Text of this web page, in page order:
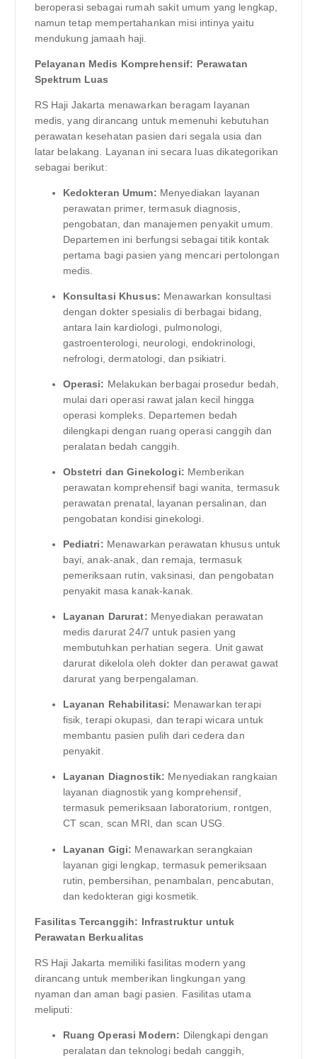
beroperasi sebagai rumah sakit umum yang lengkap,
namun tetap mempertahankan misi intinya yaitu
mendukung jamaah haji.
Pelayanan Medis Komprehensif: Perawatan
Spektrum Luas
RS Haji Jakarta menawarkan beragam layanan
medis, yang dirancang untuk memenuhi kebutuhan
perawatan kesehatan pasien dari segala usia dan
latar belakang. Layanan ini secara luas dikategorikan
sebagai berikut:
Kedokteran Umum: Menyediakan layanan
perawatan primer, termasuk diagnosis,
pengobatan, dan manajemen penyakit umum.
Departemen ini berfungsi sebagai titik kontak
pertama bagi pasien yang mencari pertolongan
medis.
Konsultasi Khusus: Menawarkan konsultasi
dengan dokter spesialis di berbagai bidang,
antara lain kardiologi, pulmonologi,
gastroenterologi, neurologi, endokrinologi,
nefrologi, dermatologi, dan psikiatri.
Operasi: Melakukan berbagai prosedur bedah,
mulai dari operasi rawat jalan kecil hingga
operasi kompleks. Departemen bedah
dilengkapi dengan ruang operasi canggih dan
peralatan bedah canggih.
Obstetri dan Ginekologi: Memberikan
perawatan komprehensif bagi wanita, termasuk
perawatan prenatal, layanan persalinan, dan
pengobatan kondisi ginekologi.
Pediatri: Menawarkan perawatan khusus untuk
bayi, anak-anak, dan remaja, termasuk
pemeriksaan rutin, vaksinasi, dan pengobatan
penyakit masa kanak-kanak.
Layanan Darurat: Menyediakan perawatan
medis darurat 24/7 untuk pasien yang
membutuhkan perhatian segera. Unit gawat
darurat dikelola oleh dokter dan perawat gawat
darurat yang berpengalaman.
Layanan Rehabilitasi: Menawarkan terapi
fisik, terapi okupasi, dan terapi wicara untuk
membantu pasien pulih dari cedera dan
penyakit.
Layanan Diagnostik: Menyediakan rangkaian
layanan diagnostik yang komprehensif,
termasuk pemeriksaan laboratorium, rontgen,
CT scan, scan MRI, dan scan USG.
Layanan Gigi: Menawarkan serangkaian
layanan gigi lengkap, termasuk pemeriksaan
rutin, pembersihan, penambalan, pencabutan,
dan kedokteran gigi kosmetik.
Fasilitas Tercanggih: Infrastruktur untuk
Perawatan Berkualitas
RS Haji Jakarta memiliki fasilitas modern yang
dirancang untuk memberikan lingkungan yang
nyaman dan aman bagi pasien. Fasilitas utama
meliputi:
Ruang Operasi Modern: Dilengkapi dengan
peralatan dan teknologi bedah canggih,